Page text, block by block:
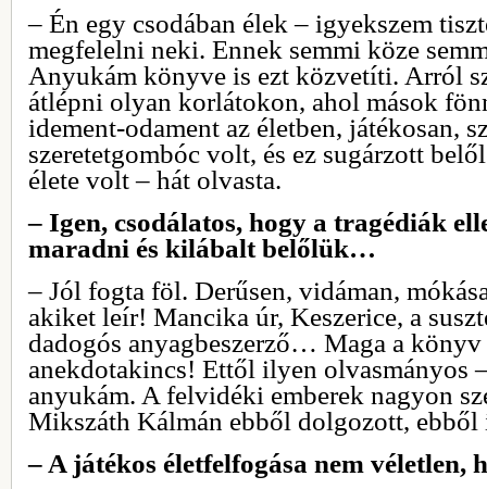
– Én egy csodában élek – igyekszem
megfelelni neki. Ennek semmi köze
Anyukám könyve is ezt közvetíti. Arról
átlépni olyan korlátokon, ahol mások
idement-odament az életben, játékosan,
szeretetgombóc volt, és ez sugárzott
élete volt – hát olvasta.
– Igen, csodálatos, hogy a tragédiák
maradni és kilábalt belőlük…
– Jól fogta föl. Derűsen, vidáman,
akiket leír! Mancika úr, Keszerice, a
dadogós anyagbeszerző… Maga a könyv
anekdotakincs! Ettől ilyen olvasmányos
anyukám. A felvidéki emberek nagyon
Mikszáth Kálmán ebből dolgozott, ebből
– A játékos életfelfogása nem véletlen,